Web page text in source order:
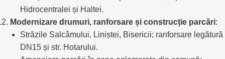
Hidrocentralei și Haltei.
Modernizare drumuri, ranforsare și construcție parcări:
Străzile Salcâmului, Liniștei, Bisericii; ranforsare legătură
DN15 și str. Hotarului.